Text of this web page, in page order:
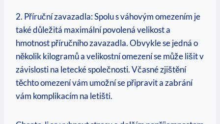
2. Příruční zavazadla: Spolu s váhovým omezením je
také důležitá maximální povolená velikost a
hmotnost příručního zavazadla. Obvykle se jedná o
několik kilogramů a velikostní omezení se může lišit v
závislosti na letecké společnosti. Včasné zjištění
těchto omezení vám umožní se připravit a zabrání
vám komplikacím na letišti.